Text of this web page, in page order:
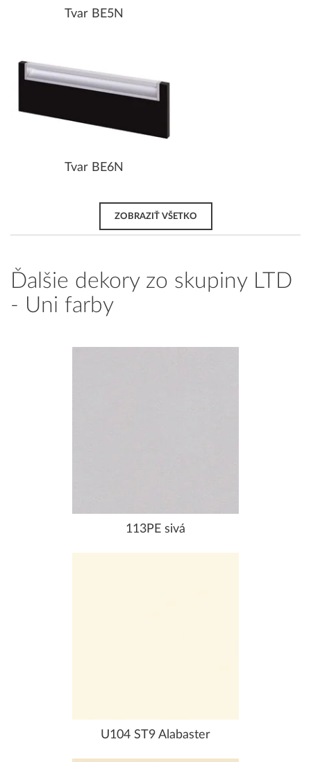
Tvar BE5N
Tvar BE6N
ZOBRAZIŤ VŠETKO
Ďalšie dekory zo skupiny LTD
- Uni farby
113PE sivá
U104 ST9 Alabaster